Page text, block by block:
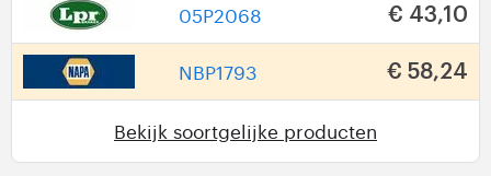
05P2068 € 43,10
NBP1793 € 58,24
Bekijk soortgelijke producten